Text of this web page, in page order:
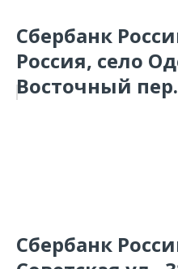
Сбербанк
Россия, село
Восточный
Сбербанк